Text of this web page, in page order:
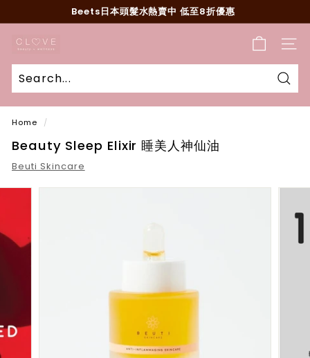
to
Pause
Beets日本頭髮水熱賣中 低至8折優惠
C
l
o
v
e
B
e
a
u
Home /
Beauty Sleep Elixir 睡美人神仙油
Beuti Skincare